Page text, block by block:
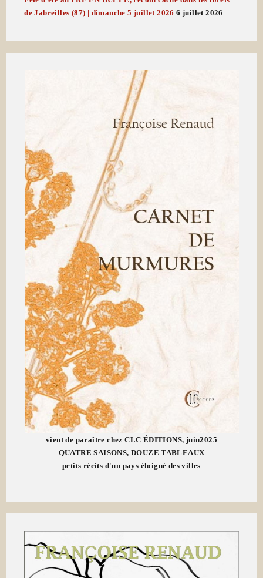
de Jabreilles (87) | dimanche 5 juillet 2026 6 juillet 2026
vient de paraître chez CLC ÉDITIONS, juin2025
QUATRE SAISONS, DOUZE TABLEAUX
petits récits d'un pays éloigné des villes